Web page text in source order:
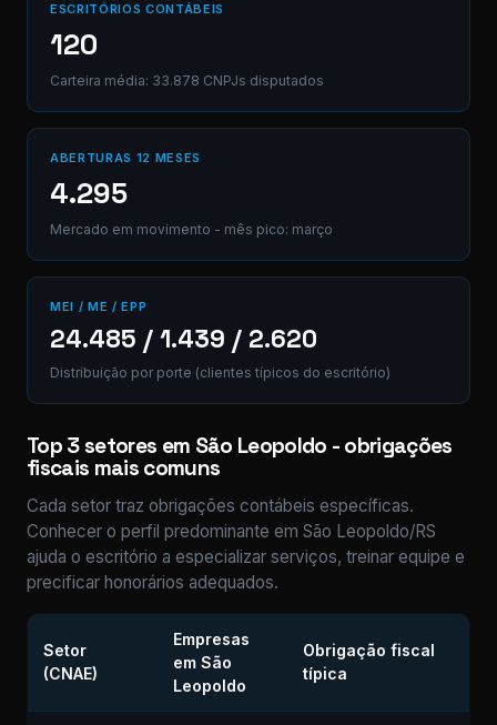
ESCRITÓRIOS CONTÁBEIS
120
Carteira média: 33.878 CNPJs disputados
ABERTURAS 12 MESES
4.295
Mercado em movimento - mês pico: março
MEI / ME / EPP
24.485 / 1.439 / 2.620
Distribuição por porte (clientes típicos do escritório)
Top 3 setores em São Leopoldo - obrigações
fiscais mais comuns
Cada setor traz obrigações contábeis específicas.
Conhecer o perfil predominante em São Leopoldo/RS
ajuda o escritório a especializar serviços, treinar equipe e
precificar honorários adequados.
Setor
(CNAE)
Empresas
em São
Leopoldo
Obrigação fiscal
típica